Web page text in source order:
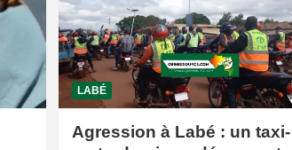
LABÉ
Agression à Labé : un taxi-